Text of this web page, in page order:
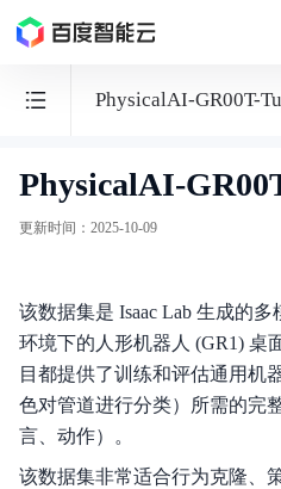
PhysicalAI-GR00T-
百
度
·
AI
计
算
平
台
PhysicalAI-
更新时间 ： 2025-10-09
该数据集是 Isaac Lab 生成的
环境下的人形机器人 (GR1) 桌
目都提供了训练和评估通用机
色对管道进行分类）所需的完
言、动作）。
该数据集非常适合行为克隆、